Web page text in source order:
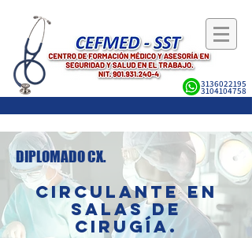
3136022195
3104104758
DIPLOMADO CX.
CIRCULANTE EN
SALAS DE
CIRUGÍA.